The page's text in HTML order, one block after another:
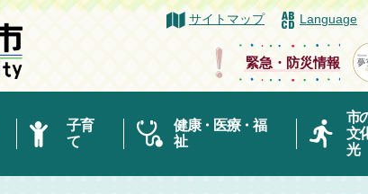
サイトマップ Language
緊急・防災情報
子育
て
健康・医療・福
祉
市
文
光